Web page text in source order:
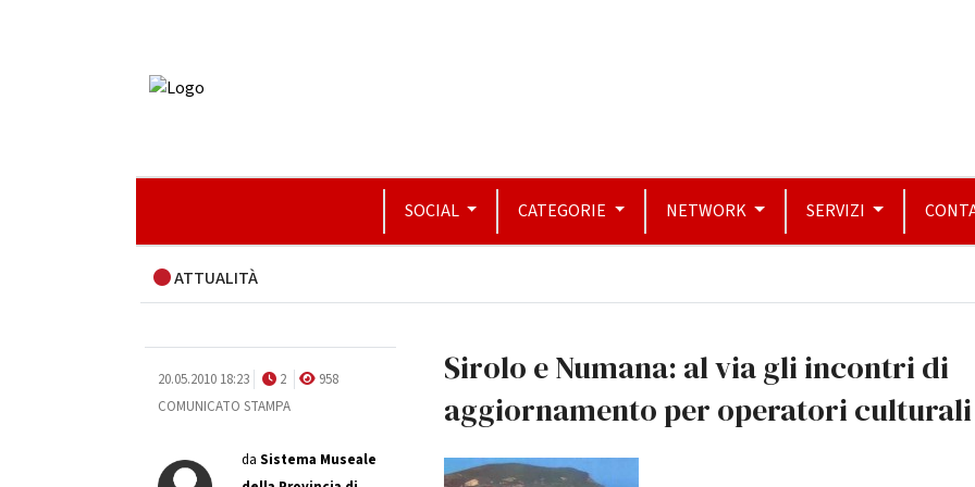
SOCIAL CATEGORIE NETWORK SERVIZI
ATTUALITÀ
20.05.2010 18:23 2
958
COMUNICATO STAMPA
da Sistema Museale
Sirolo e Numana: al via gli incontri di
aggiornamento per operatori culturali